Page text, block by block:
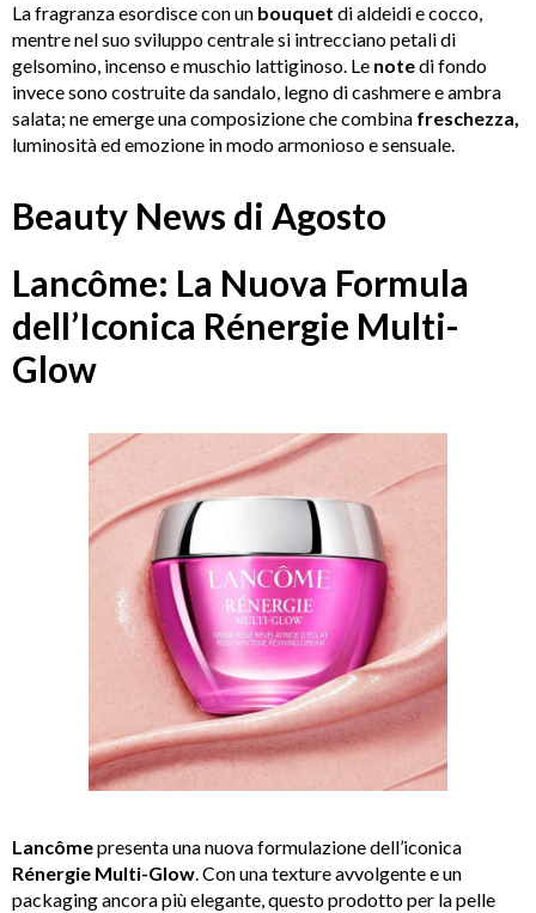
La fragranza esordisce con un bouquet di aldeidi e cocco,
mentre nel suo sviluppo centrale si intrecciano petali di
gelsomino, incenso e muschio lattiginoso. Le notedi fondo
invece sono costruite da sandalo, legno di cashmere e ambra
salata; ne emerge una composizione che combina freschezza,
luminosità ed emozione in modo armonioso e sensuale.
Beauty News di Agosto
Lancôme: La Nuova Formula
dell’Iconica Rénergie Multi-
Glow
Lancômepresenta una nuova formulazione dell’iconica
Rénergie Multi-Glow. Con una texture avvolgente e un
packaging ancora più elegante, questo prodotto per la pelle